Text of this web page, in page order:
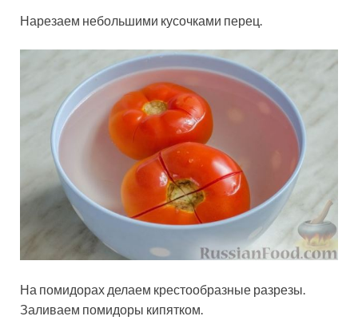
Нарезаем небольшими кусочками перец.
На помидорах делаем крестообразные разрезы.
Заливаем помидоры кипятком.